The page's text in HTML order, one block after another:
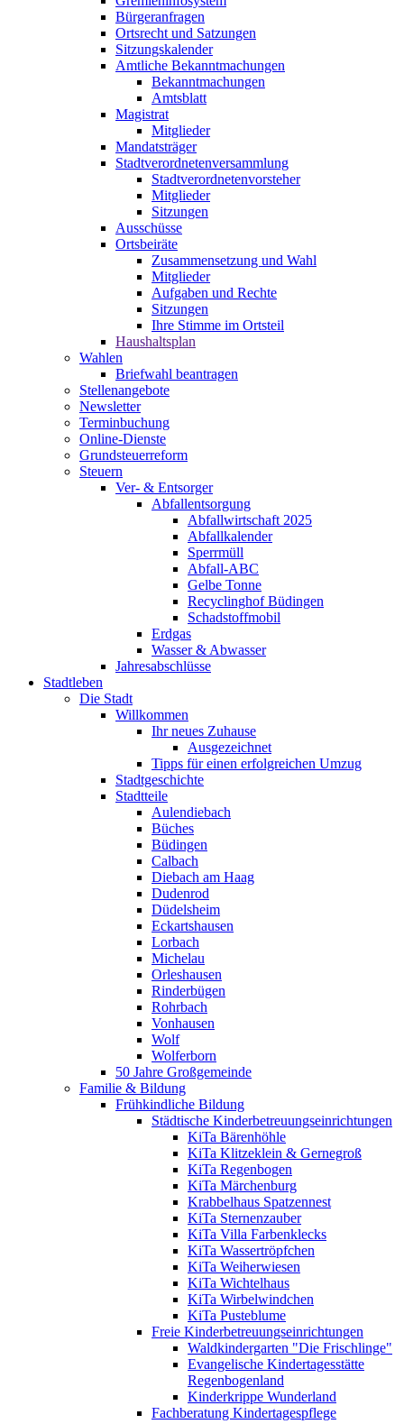
Bürgeranfragen
Ortsrecht und Satzungen
Sitzungskalender
Amtliche Bekanntmachungen
Bekanntmachungen
Amtsblatt
Magistrat
Mitglieder
Mandatsträger
Stadtverordnetenversammlung
Stadtverordnetenvorsteher
Mitglieder
Sitzungen
Ausschüsse
Ortsbeiräte
Zusammensetzung und Wahl
Mitglieder
Aufgaben und Rechte
Sitzungen
Ihre Stimme im Ortsteil
Haushaltsplan
Wahlen
Briefwahl beantragen
Stellenangebote
Newsletter
Terminbuchung
Online-Dienste
Grundsteuerreform
Steuern
Ver- & Entsorger
Abfallentsorgung
Abfallwirtschaft 2025
Abfallkalender
Sperrmüll
Abfall-ABC
Gelbe Tonne
Recyclinghof Büdingen
Schadstoffmobil
Erdgas
Wasser & Abwasser
Jahresabschlüsse
Stadtleben
Die Stadt
Willkommen
Ihr neues Zuhause
Ausgezeichnet
Tipps für einen erfolgreichen Umzug
Stadtgeschichte
Stadtteile
Aulendiebach
Büches
Büdingen
Calbach
Diebach am Haag
Dudenrod
Düdelsheim
Eckartshausen
Lorbach
Michelau
Orleshausen
Rinderbügen
Rohrbach
Vonhausen
Wolf
Wolferborn
50 Jahre Großgemeinde
Familie & Bildung
Frühkindliche Bildung
Städtische Kinderbetreuungseinrichtungen
KiTa Bärenhöhle
KiTa Klitzeklein & Gernegroß
KiTa Regenbogen
KiTa Märchenburg
Krabbelhaus Spatzennest
KiTa Sternenzauber
KiTa Villa Farbenklecks
KiTa Wassertröpfchen
KiTa Weiherwiesen
KiTa Wichtelhaus
KiTa Wirbelwindchen
KiTa Pusteblume
Freie Kinderbetreuungseinrichtungen
Waldkindergarten "Die Frischlinge"
Evangelische Kindertagesstätte
Regenbogenland
Kinderkrippe Wunderland
Fachberatung Kindertagespflege